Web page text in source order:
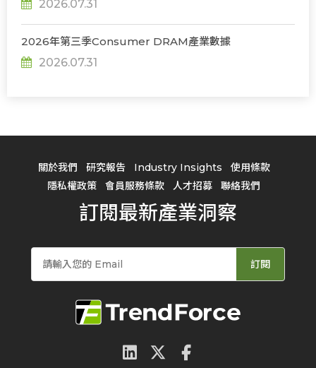
2026.07.31
2026年第三季Consumer DRAM產業數據
2026.07.31
關於我們 研究報告 Industry Insights
使用條款
隱私權政策
會員服務條款 人才招募 聯絡我們
訂閱最新產業洞察
訂閱